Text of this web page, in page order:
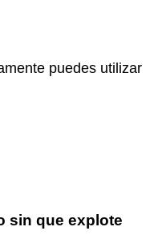
puedes utilizar
sin que explote